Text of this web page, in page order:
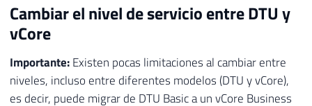
Cambiar el nivel de servicio entre DTU y
vCore
Importante:Existen pocas limitaciones al cambiar entre
niveles, incluso entre diferentes modelos (DTU y vCore),
es decir, puede migrar de DTU Basic a un vCore Business